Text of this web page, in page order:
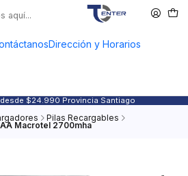
Dirección y Horarios
$24.990 Provincia Santiago
Pilas Recargables
Macrotel 2700mha